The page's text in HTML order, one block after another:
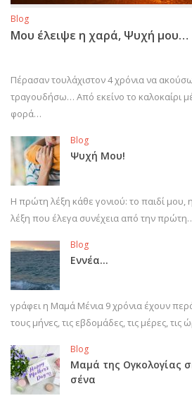
Blog
Μου έλειψε η χαρά, Ψυχή μου…
Πέρασαν τουλάχιστον 4 χρόνια να
τραγουδήσω… Από εκείνο το καλοκαίρι
φορά…
Blog
Ψυχή Μου!
Η πρώτη λέξη κάθε γονιού: το παιδί
λέξη που έλεγα συνέχεια από την
Blog
Εννέα…
γράφει η Μαμά Μένια 9 χρόνια έχουν
τους μήνες, τις εβδομάδες, τις μέρες,
Blog
Μαμά της Ογκολογίας
σένα